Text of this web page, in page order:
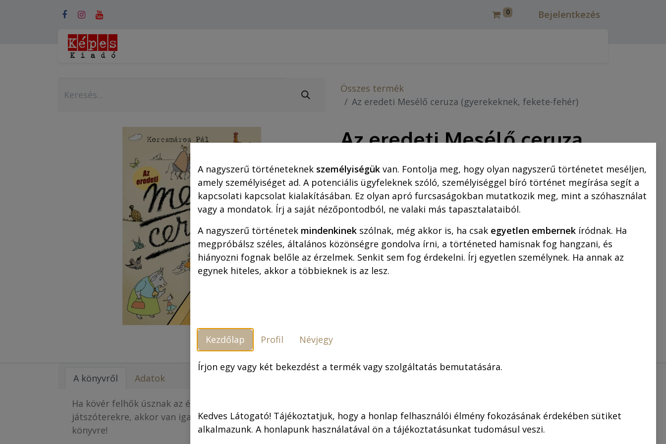
0 Bejelentkezés
Összes termék
Az eredeti Mesélő ceruza (gyerekeknek, fekete-fehér)
Az eredeti Mesélő ceruza
(gyerekeknek, fekete-
fehér)
3.390,00Ft 3.990,00
KOSÁRBA
A könyvről Adatok
Ha kövér felhők úsznak az égen és sűrű eső hull a
játszóterekre, akkor van igazán nagy szükség erre a
könyvre!
A nagyszerű történeteknek személyiségük van. Fontolja meg, hogy olyan nagyszerű történetet meséljen,
amely személyiséget ad. A potenciális ügyfeleknek szóló, személyiséggel bíró történet megírása segít a
kapcsolati kapcsolat kialakításában. Ez olyan apró furcsaságokban mutatkozik meg, mint a szóhasználat
vagy a mondatok. Írj a saját nézőpontodból, ne valaki más tapasztalataiból.
A nagyszerű történetek mindenkinek szólnak, még akkor is, ha csak egyetlen embernek íródnak. Ha
megpróbálsz széles, általános közönségre gondolva írni, a történeted hamisnak fog hangzani, és
hiányozni fognak belőle az érzelmek. Senkit sem fog érdekelni. Írj egyetlen személynek. Ha annak az
egynek hiteles, akkor a többieknek is az lesz.
Kezdőlap Profil Névjegy
Írjon egy vagy két bekezdést a termék vagy szolgáltatás bemutatására.
Kedves Látogató! Tájékoztatjuk, hogy a honlap felhasználói élmény fokozásának érdekében sütiket
alkalmazunk. A honlapunk használatával ön a tájékoztatásunkat tudomásul veszi.